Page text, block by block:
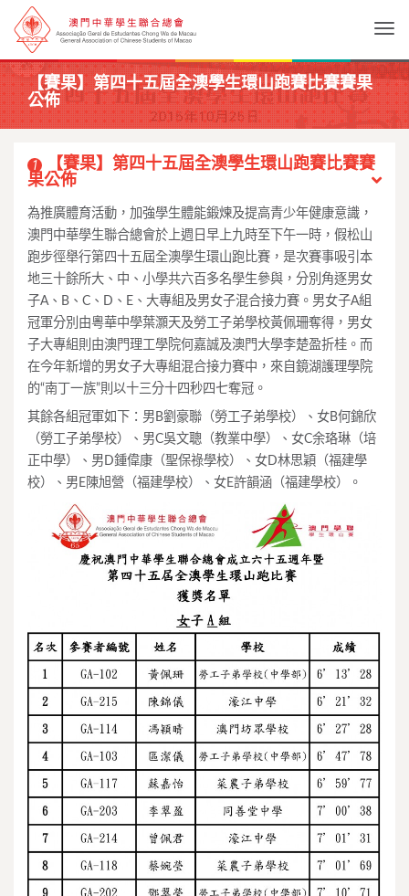
【賽果】第四十五屆全澳學生環山跑賽比賽賽果
公佈
1
【賽果】第四十五屆全澳學生環山跑賽比賽賽
果公佈
為推廣體育活動，加強學生體能鍛煉及提高青少年健康意識，
澳門中華學生聯合總會於上週日早上九時至下午一時，假松山
跑步徑舉行第四十五屆全澳學生環山跑比賽，是次賽事吸引本
地三十餘所大、中、小學共六百多名學生參與，分別角逐男女
子A、B、C、D、E、大專組及男女子混合接力賽。男女子A組
冠軍分別由粵華中學葉灝天及勞工子弟學校黃佩珊奪得，男女
子大專組則由澳門理工學院何嘉誠及澳門大學李楚盈折桂。而
在今年新增的男女子大專組混合接力賽中，來自鏡湖護理學院
的“南丁一族”則以十三分十四秒四七奪冠。
其餘各組冠軍如下：男B劉豪聯（勞工子弟學校）、女B何錦欣
（勞工子弟學校）、男C吳文聰（教業中學）、女C余珞琳（培
正中學）、男D鍾偉康（聖保祿學校）、女D林思穎（福建學
校）、男E陳旭營（福建學校）、女E許韻涵（福建學校）。